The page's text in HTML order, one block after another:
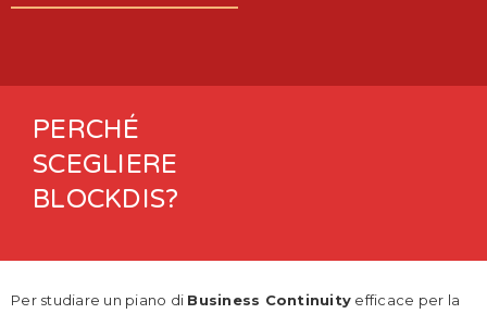
PERCHÉ
SCEGLIERE
BLOCKDIS?
Per studiare un piano di Business Continuity efficace per la